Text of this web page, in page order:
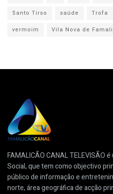
Santo Tirso
saúde Trofa
vermoim
Vila Nova de
FAMALICÃO CANAL TELEVISÃO
Social, que tem como objectivo
público de informação e
norte, área geográfica de acção